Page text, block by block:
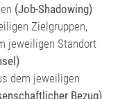
(Job-Shadowing)
Zielgruppen,
jeweiligen Standort
dem jeweiligen
Bezug)